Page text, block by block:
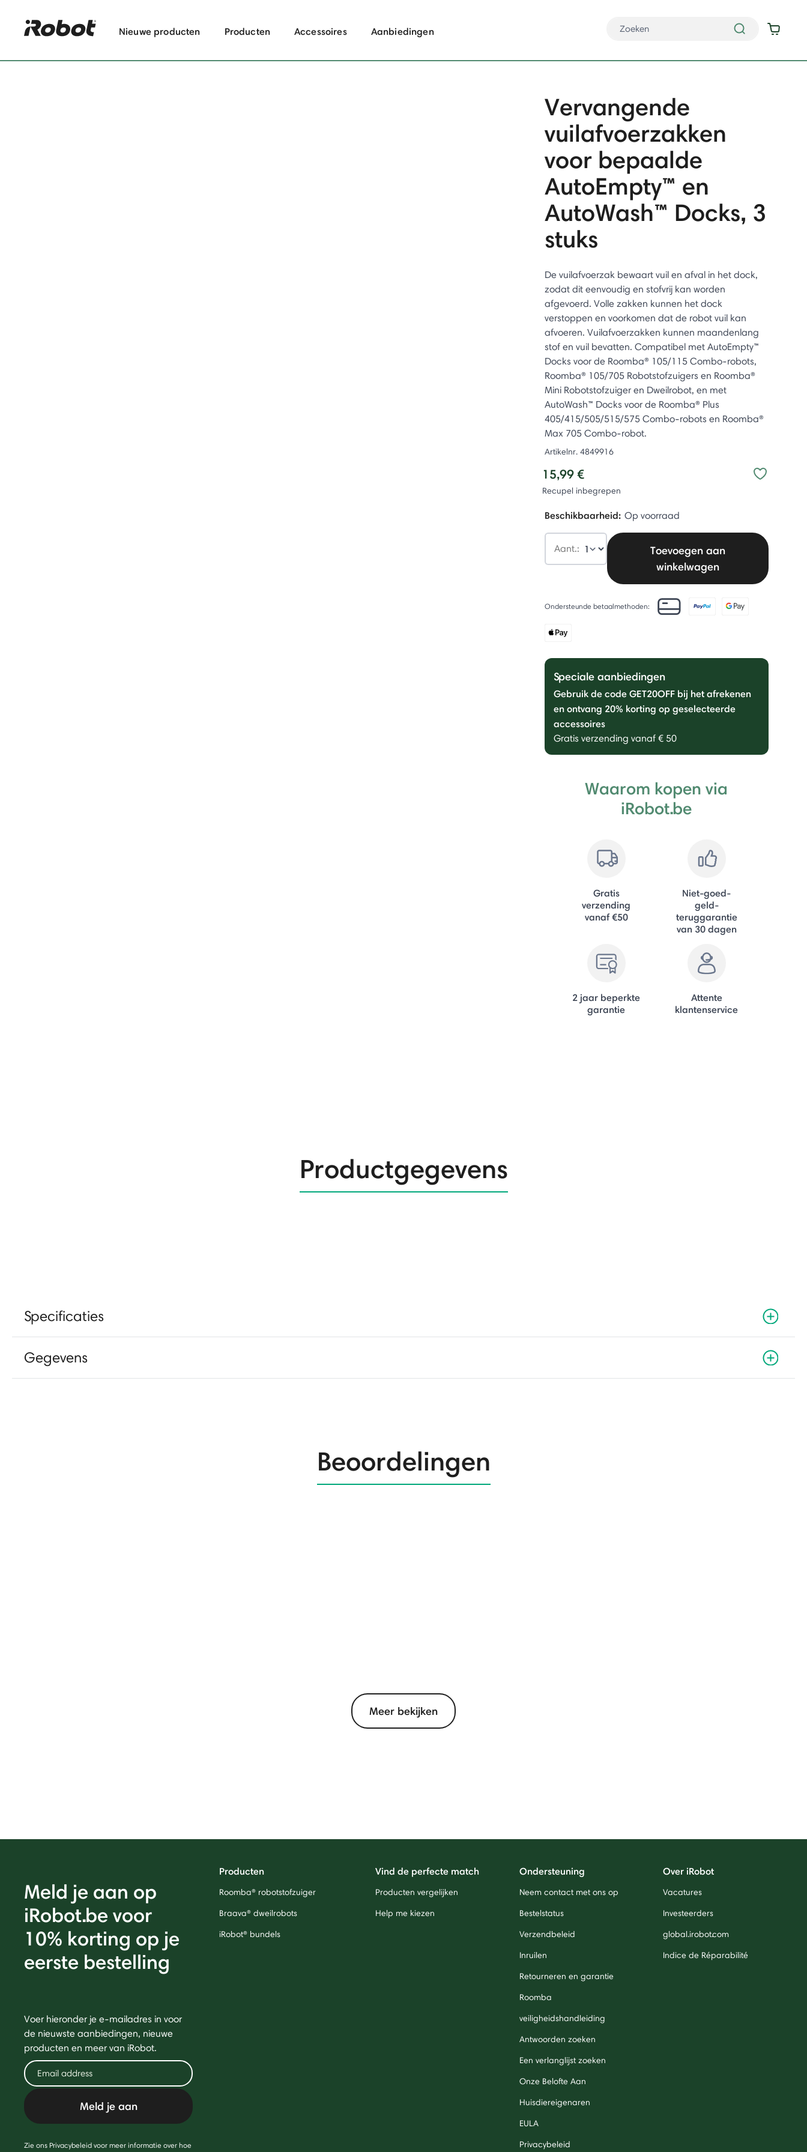
Nieuwe producten Producten Accessoires Aanbiedingen
Vervangende
vuilafvoerzakken
voor bepaalde
AutoEmpty™ en
AutoWash™ Docks, 3
stuks
De vuilafvoerzak bewaart vuil en afval in het dock,
zodat dit eenvoudig en stofvrij kan worden
afgevoerd. Volle zakken kunnen het dock
verstoppen en voorkomen dat de robot vuil kan
afvoeren. Vuilafvoerzakken kunnen maandenlang
stof en vuil bevatten. Compatibel met AutoEmpty™
Docks voor de Roomba® 105/115 Combo-robots,
Roomba® 105/705 Robotstofzuigers en Roomba®
Mini Robotstofzuiger en Dweilrobot, en met
AutoWash™ Docks voor de Roomba® Plus
405/415/505/515/575 Combo-robots en Roomba®
Max 705 Combo-robot.
Artikelnr. 4849916
15,99 €
Recupel inbegrepen
Beschikbaarheid: Op voorraad
Aant.:
Toevoegen aan
winkelwagen
Ondersteunde betaalmethoden:
Speciale aanbiedingen
Gebruik de code GET20OFF bij het afrekenen
en ontvang 20% ​​korting op geselecteerde
accessoires
Gratis verzending vanaf € 50
Waarom kopen via
iRobot.be
Gratis
verzending
vanaf €50
Niet-goed-
geld-
teruggarantie
van 30 dagen
2 jaar beperkte
garantie
Attente
klantenservice
Productgegevens
Specificaties
Gegevens
Beoordelingen
Meer bekijken
Meld je aan op
iRobot.be voor
10% korting op je
eerste bestelling
Voer hieronder je e-mailadres in voor
de nieuwste aanbiedingen, nieuwe
producten en meer van iRobot.
Meld je aan
Zie ons Privacybeleid voor meer informatie over hoe
Producten
Roomba® robotstofzuiger
Braava® dweilrobots
iRobot® bundels
Vind de perfecte match
Producten vergelijken
Help me kiezen
Ondersteuning
Neem contact met ons op
Bestelstatus
Verzendbeleid
Inruilen
Retourneren en garantie
Roomba
veiligheidshandleiding
Antwoorden zoeken
Een verlanglijst zoeken
Onze Belofte Aan
Huisdiereigenaren
EULA
Privacybeleid
Over iRobot
Vacatures
Investeerders
global.irobot.com
Indice de Réparabilité